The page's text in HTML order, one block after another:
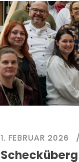
1. FEBRUAR 2026